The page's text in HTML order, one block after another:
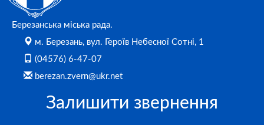
Березанська міська рада.
м. Березань, вул. Героїв Небесної Сотні, 1
(04576) 6-47-07
berezan.zvern@ukr.net
Залишити звернення